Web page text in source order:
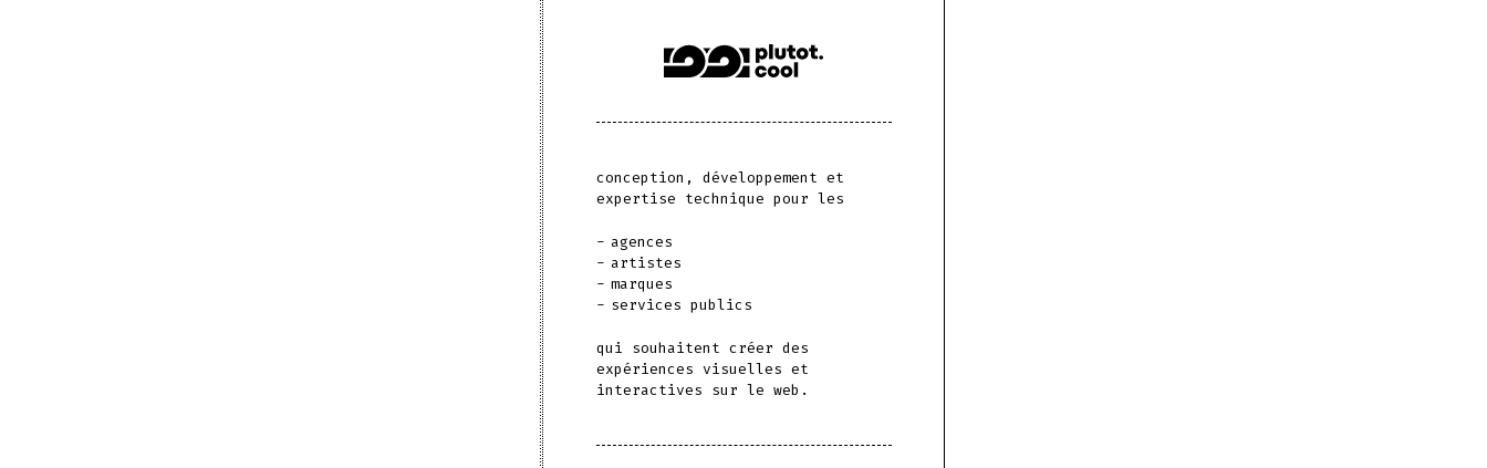
conception, développement et
expertise technique pour les
agences
artistes
marques
services publics
qui souhaitent créer des
expériences visuelles et
interactives sur le web.